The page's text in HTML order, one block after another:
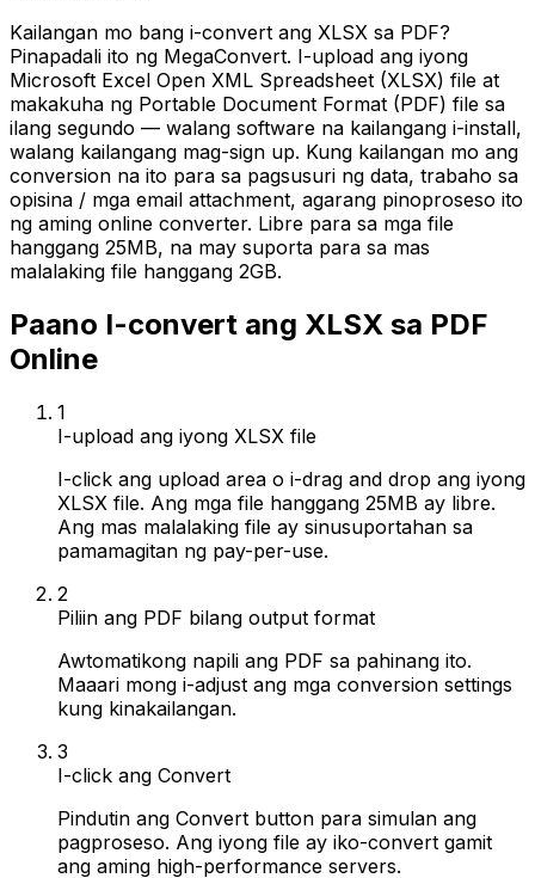
Kailangan mo bang i-convert ang XLSX sa PDF?
Pinapadali ito ng MegaConvert. I-upload ang iyong
Microsoft Excel Open XML Spreadsheet (XLSX) file at
makakuha ng Portable Document Format (PDF) file sa
ilang segundo — walang software na kailangang i-install,
walang kailangang mag-sign up. Kung kailangan mo ang
conversion na ito para sa pagsusuri ng data, trabaho sa
opisina / mga email attachment, agarang pinoproseso ito
ng aming online converter. Libre para sa mga file
hanggang 25MB, na may suporta para sa mas
malalaking file hanggang 2GB.
Paano I-convert ang XLSX sa PDF
Online
1
I-upload ang iyong XLSX file
I-click ang upload area o i-drag and drop ang iyong
XLSX file. Ang mga file hanggang 25MB ay libre.
Ang mas malalaking file ay sinusuportahan sa
pamamagitan ng pay-per-use.
2
Piliin ang PDF bilang output format
Awtomatikong napili ang PDF sa pahinang ito.
Maaari mong i-adjust ang mga conversion settings
kung kinakailangan.
3
I-click ang Convert
Pindutin ang Convert button para simulan ang
pagproseso. Ang iyong file ay iko-convert gamit
ang aming high-performance servers.